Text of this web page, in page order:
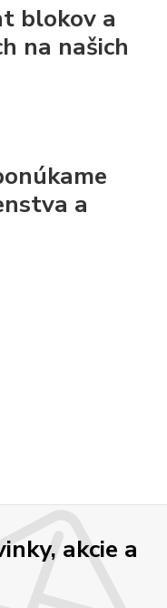
blokov a
na našich
a
akcie a